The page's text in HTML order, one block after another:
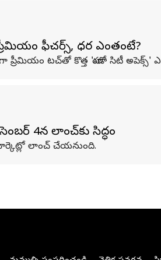
ఫీచర్స్, ధర ఎంతంటే?
టచ్‌తో కొత్త 'హోండా సిటీ అపెక్స్'
4న లాంచ్‌కు సిద్ధం
లాంచ్ చేయనుంది.